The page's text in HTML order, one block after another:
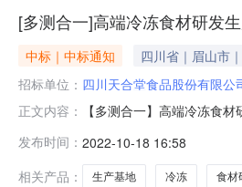
[多测合一]高端冷冻食材研发
中标｜中标通知 四川省｜眉山市
招标单位： 四川天合堂食品股份有限公
正文内容：
【多测合一】高端冷冻食
四、中标须知请于自本公
发布信息的真实
发布时间： 2022-10-18 16:58
相关产品：
生产基地 冷冻 食材